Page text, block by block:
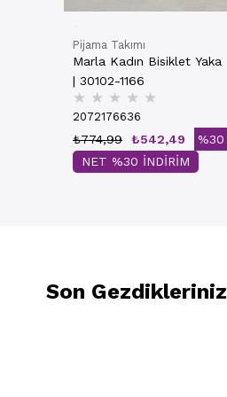
Pijama Takımı
Marla Kadın Bisiklet Yaka Pijama Takım
| 30102-1166
★ ★ ★ ★ ★
2072176636
₺542,49
₺774,99
%30
NET %30 İNDİRİM
Son Gezdikleriniz